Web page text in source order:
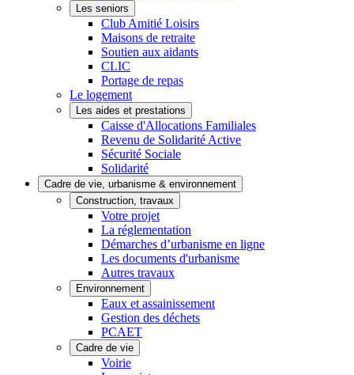
Les seniors
Club Amitié Loisirs
Maisons de retraite
Soutien aux aidants
CLIC
Portage de repas
Le logement
Les aides et prestations
Caisse d'Allocations Familiales
Revenu de Solidarité Active
Sécurité Sociale
Solidarité
Cadre de vie, urbanisme & environnement
Construction, travaux
Votre projet
La réglementation
Démarches d’urbanisme en ligne
Les documents d'urbanisme
Autres travaux
Environnement
Eaux et assainissement
Gestion des déchets
PCAET
Cadre de vie
Voirie